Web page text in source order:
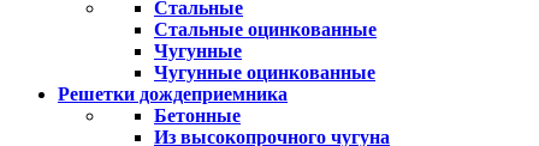
Стальные
Стальные оцинкованные
Чугунные
Чугунные оцинкованные
Решетки дождеприемника
Бетонные
Из высокопрочного чугуна